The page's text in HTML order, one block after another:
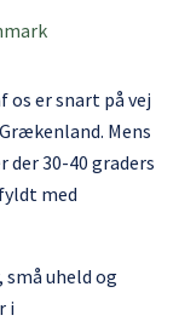
os er snart på vej
Mens
30-40 graders
med
uheld og
i